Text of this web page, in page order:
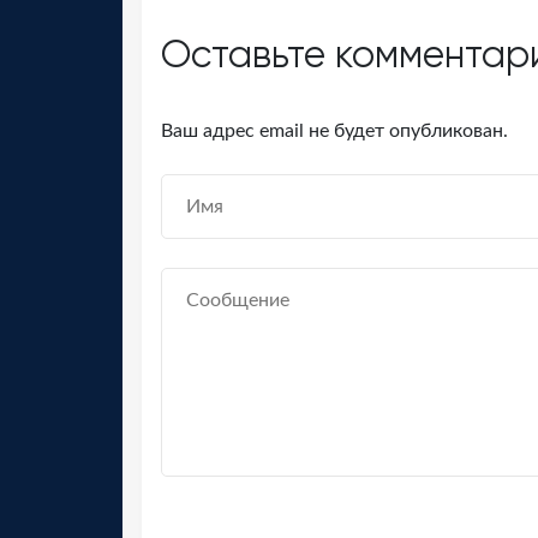
Оставьте
Ваш адрес email не будет опубликован.